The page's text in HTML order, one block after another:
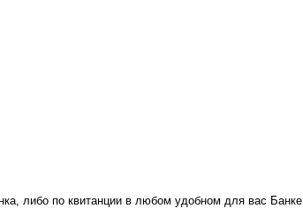
либо по квитанции в любом удобном для вас